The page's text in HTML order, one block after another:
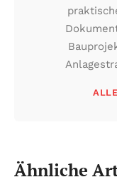
Ähnliche